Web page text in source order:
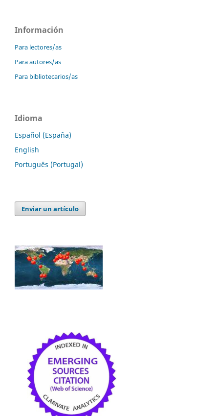
Información
Para lectores/as
Para autores/as
Para bibliotecarios/as
Idioma
Español (España)
English
Português (Portugal)
Enviar un artículo